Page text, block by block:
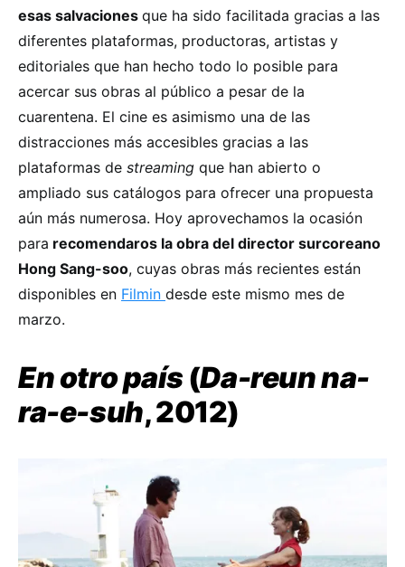
esas salvaciones que ha sido facilitada gracias a las
diferentes plataformas, productoras, artistas y
editoriales que han hecho todo lo posible para
acercar sus obras al público a pesar de la
cuarentena. El cine es asimismo una de las
distracciones más accesibles gracias a las
plataformas de streaming que han abierto o
ampliado sus catálogos para ofrecer una propuesta
aún más numerosa. Hoy aprovechamos la ocasión
para recomendaros la obra del director surcoreano
Hong Sang-soo, cuyas obras más recientes están
disponibles en Filmin desde este mismo mes de
marzo.
En otro país (Da-reun na-
ra-e-suh, 2012)